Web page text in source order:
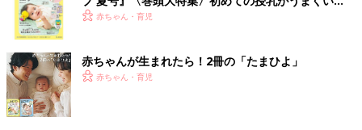
く！ おっぱい・ミルクの基本と夏のトラブル 解決テ
赤ちゃん・育児
赤ちゃんが生まれたら！2冊の「たまひよ」
赤ちゃん・育児